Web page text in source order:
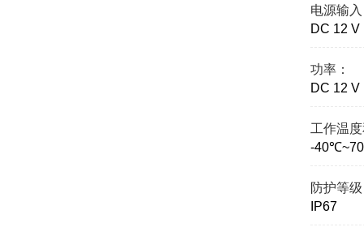
电源输
DC 12
功率：
DC 12 V
工作温
-
防护等
IP67